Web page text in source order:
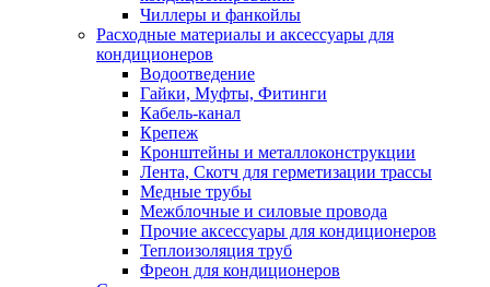
Чиллеры и фанкойлы
Расходные материалы и аксессуары для
кондиционеров
Водоотведение
Гайки, Муфты, Фитинги
Кабель-канал
Крепеж
Кронштейны и металлоконструкции
Лента, Скотч для герметизации трассы
Медные трубы
Межблочные и силовые провода
Прочие аксессуары для кондиционеров
Теплоизоляция труб
Фреон для кондиционеров